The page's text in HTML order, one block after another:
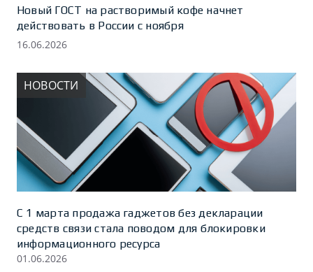
Новый ГОСТ на растворимый кофе начнет
действовать в России с ноября
16.06.2026
НОВОСТИ
С 1 марта продажа гаджетов без декларации
средств связи стала поводом для блокировки
информационного ресурса
01.06.2026